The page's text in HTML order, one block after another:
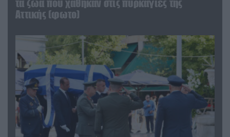
τα ζώα που χάθηκαν στις πυρκαγιές της
Αττικής (φωτο)